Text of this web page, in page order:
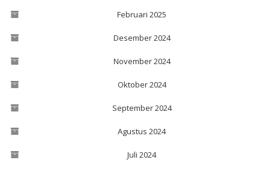
Februari 2025
Desember 2024
November 2024
Oktober 2024
September 2024
Agustus 2024
Juli 2024